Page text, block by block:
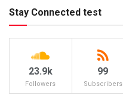
Stay Connected test
23.9k
Followers
99
Subscribers